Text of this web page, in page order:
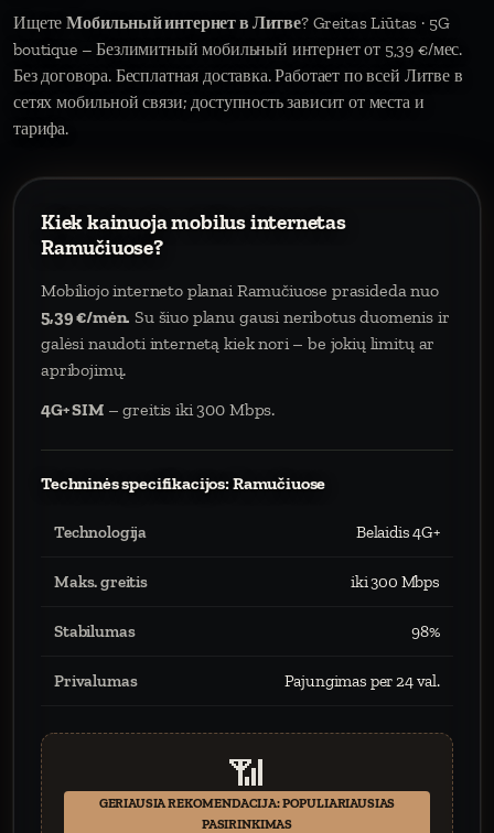
ИщетеМобильный интернет в Литве? Greitas Liūtas · 5G
boutique – Безлимитный мобильный интернет от 5,39 €/мес.
Без договора. Бесплатная доставка. Работает по всей Литве в
сетях мобильной связи; доступность зависит от места и
тарифа.
Kiek kainuoja mobilus internetas
Ramučiuose?
Mobiliojo interneto planai Ramučiuose prasideda nuo
5,39 €/mėn. Su šiuo planu gausi neribotus duomenis ir
galėsi naudoti internetą kiek nori – be jokių limitų ar
apribojimų.
4G+ SIM– greitis iki 300 Mbps.
Techninės specifikacijos: Ramučiuose
Technologija Belaidis 4G+
Maks. greitis iki 300 Mbps
Stabilumas 98%
Privalumas Pajungimas per 24 val.
📶
GERIAUSIA REKOMENDACIJA: POPULIARIAUSIAS
PASIRINKIMAS